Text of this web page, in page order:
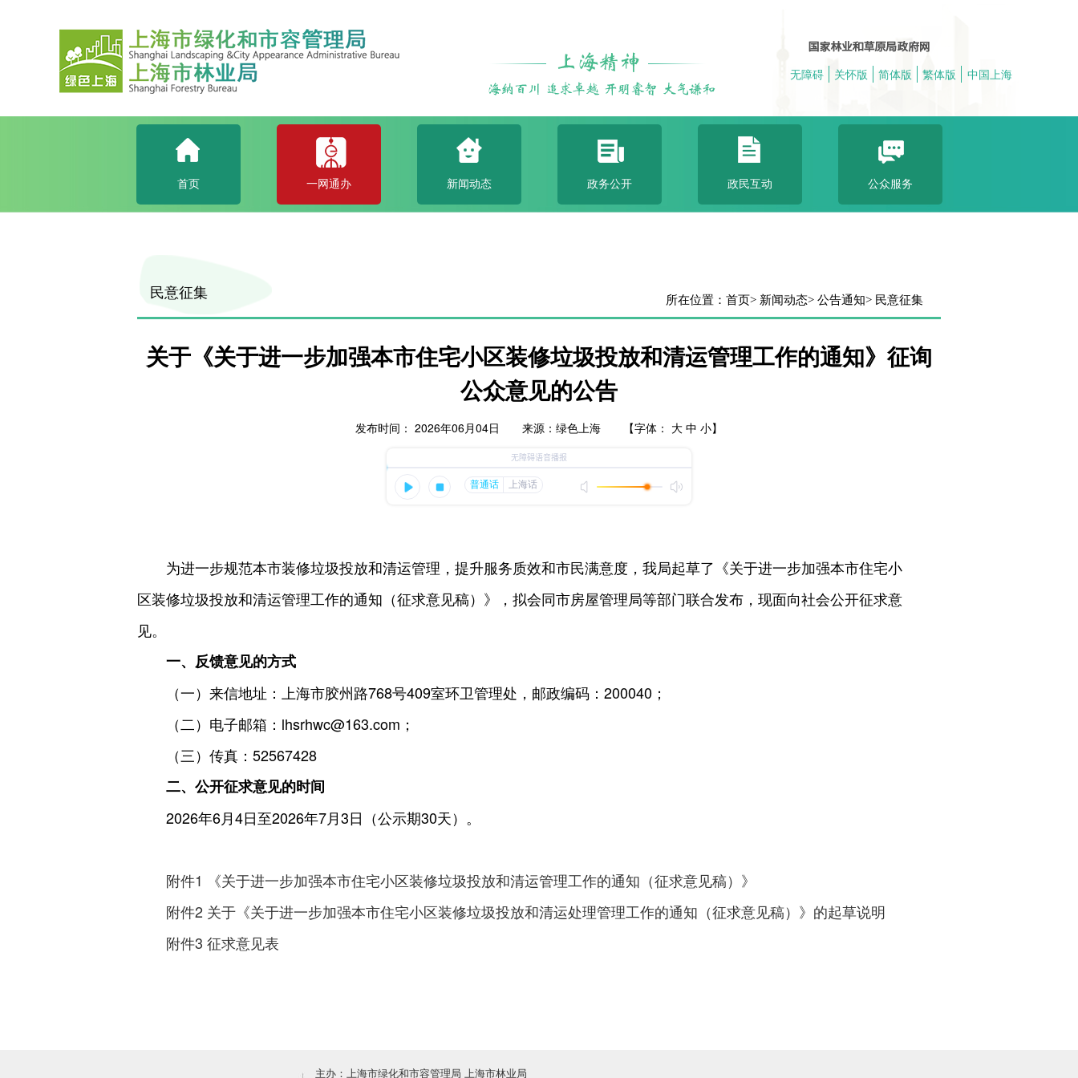
无障碍 关怀版 简体版 繁体版 中国上海
首页 一网通办 新闻动态 政务公开 政民互动 公众服务
民意征集 所在位置： 首页> 新闻动态> 公告通知> 民意征集
关于《关于进一步加强本市住宅小区装修垃圾投放和清运管理工作的通知》征询
公众意见的公告
发布时间： 2026年06月04日 来源：绿色上海 【字体： 大 中 小】
为进一步规范本市装修垃圾投放和清运管理，提升服务质效和市民满意度，我局起草了《关于进一步加强本市住宅小
区装修垃圾投放和清运管理工作的通知（征求意见稿）》，拟会同市房屋管理局等部门联合发布，现面向社会公开征求意
见。
一、反馈意见的方式
（一）来信地址：上海市胶州路768号409室环卫管理处，邮政编码： 200040 ；
（二）电子邮箱： lhsrhwc@163.com ；
（三）传真： 52567428
二、公开征求意见的时间
2026年6月4日至2026年7月3日（公示期30天）。
附件1
《关于进一步加强本市住宅小区装修垃圾投放和清运管理工作的通知（征求意见稿）》
附件2 关于《关于进一步加强本市住宅小区装修垃圾投放和清运处理管理工作的通知（征求意见稿）》的起草说明
附件3 征求意见表
主办：上海市绿化和市容管理局 上海市林业局